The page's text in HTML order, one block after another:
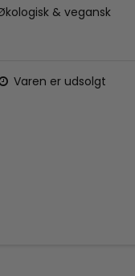
& vegansk
Varen er udsolgt